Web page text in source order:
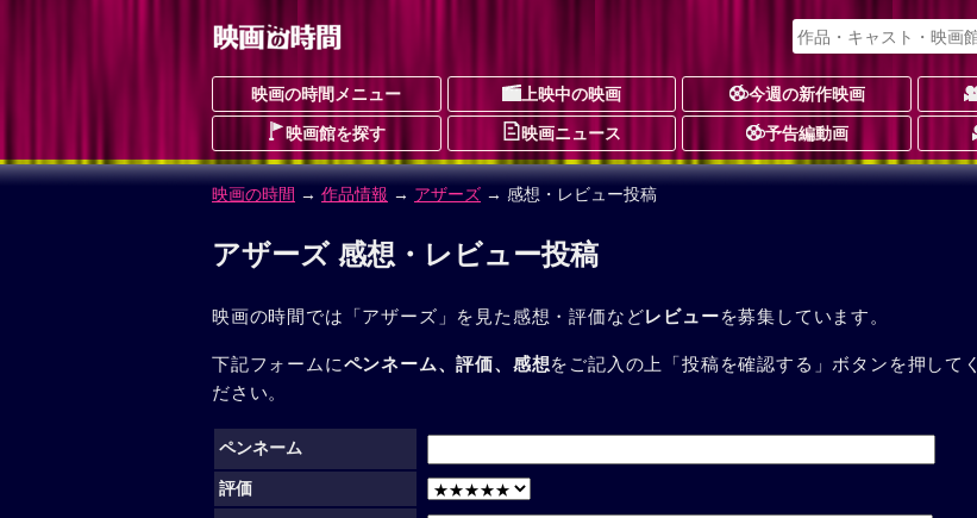
映画の時間メニュー 上映中の映画 今週の新作映画
映画館を探す 映画ニュース 予告編動画
映画の時間 → 作品情報 → アザーズ → 感想・レビュー投稿
アザーズ 感想・レビュー投稿
映画の時間では「アザーズ」を見た感想・評価などレビューを募集しています。
下記フォームにペンネーム、評価、感想をご記入の上「投稿を確認する」ボタンを押してく
ださい。
ペンネーム
評価